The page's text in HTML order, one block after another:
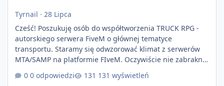
Tyrnail · 28 Lipca
Cześć! Poszukuję osób do współtworzenia TRUCK RPG -
autorskiego serwera FiveM o głównej tematyce
transportu. Staramy się odwzorować klimat z serwerów
MTA/SAMP na platformie FIveM. Oczywiście nie zabraknie
kontentu dla graczy którzy chcą robić coś innego niż
jeździć ciężarówką. Projekt tworzony jest od podstaw z
0 odpowiedzi 131 wyświetleń